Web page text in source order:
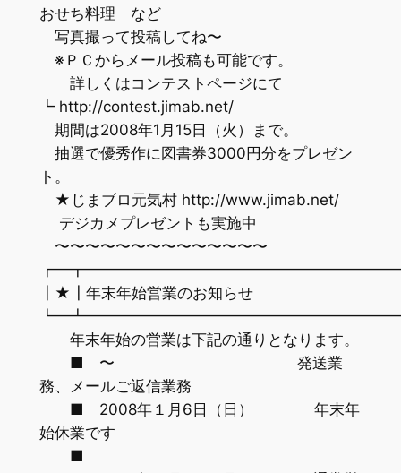
おせち料理 など
写真撮って投稿してね〜
※ＰＣからメール投稿も可能です。
詳しくはコンテストページにて
┗ http://contest.jimab.net/
期間は2008年1月15日（火）まで。
抽選で優秀作に図書券3000円分をプレゼン
ト。
★じまブロ元気村 http://www.jimab.net/
デジカメプレゼントも実施中
〜〜〜〜〜〜〜〜〜〜〜〜〜〜
┃★┃年末年始営業のお知らせ
年末年始の営業は下記の通りとなります。
■ 〜 発送業
務、メールご返信業務
■ 2008年１月6日（日） 年末年
始休業です
■